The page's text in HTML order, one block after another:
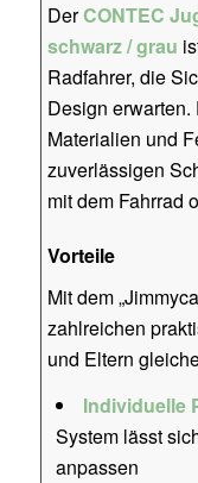
DerCONTEC
schwarz / grau
Radfahrer, die
Design
Materialien und
zuverlässigen
mit dem Fahrrad
Vorteile
Mit dem
zahlreichen
und Eltern
Individuelle
System lässt
anpassen